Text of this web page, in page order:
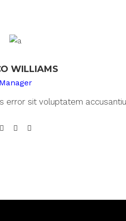
WILLIAMS
Manager
error sit voluptatem